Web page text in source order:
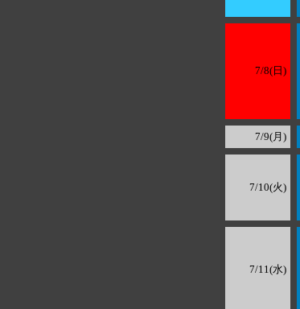
7/8(日)
7/9(月)
7/10(火)
7/11(水)